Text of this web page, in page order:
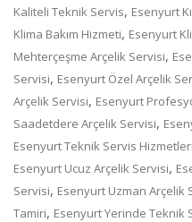
Kaliteli Teknik Servis, Esenyurt
Klima Bakım Hizmeti, Esenyurt
Mehterçeşme Arçelik Servisi,
Servisi, Esenyurt Özel Arçelik
Arçelik Servisi, Esenyurt
Saadetdere Arçelik Servisi,
Esenyurt Teknik Servis Hizmetleri
Esenyurt Ucuz Arçelik Servisi,
Servisi, Esenyurt Uzman Arçelik
Tamiri, Esenyurt Yerinde Teknik